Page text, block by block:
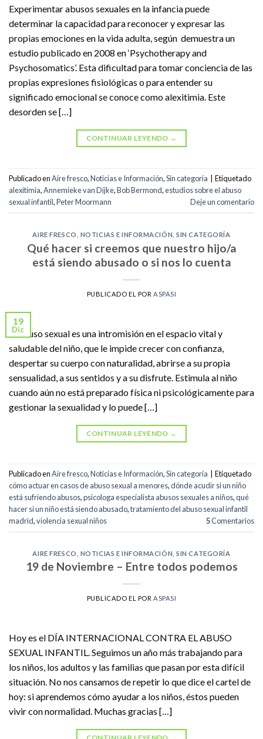
Experimentar abusos sexuales en la infancia puede
determinar la capacidad para reconocer y expresar las
propias emociones en la vida adulta, según demuestra un
estudio publicado en 2008 en ‘Psychotherapy and
Psychosomatics’. Esta dificultad para tomar conciencia de las
propias expresiones fisiológicas o para entender su
significado emocional se conoce como alexitimia. Este
desorden se […]
CONTINUAR LEYENDO →
Publicado enAire fresco,Noticias e Información,Sin categoría
Etiquetado
alexitimia,Annemieke van Dijke,Bob Bermond,estudios sobre el abuso
sexual infantil,Peter Moormann Deje un comentario
AIRE FRESCO NOTICIAS E INFORMACIÓN ,SIN CATEGORÍA
Qué hacer si creemos que nuestro hijo/a
está siendo abusado o si nos lo cuenta
PUBLICADO EL POR ASPASI
19
Dic
El abuso sexual es una intromisión en el espacio vital y
saludable del niño, que le impide crecer con confianza,
despertar su cuerpo con naturalidad, abrirse a su propia
sensualidad, a sus sentidos y a su disfrute. Estimula al niño
cuando aún no está preparado física ni psicológicamente para
gestionar la sexualidad y lo puede […]
CONTINUAR LEYENDO →
Publicado enAire fresco,Noticias e Información,Sin categoría
Etiquetado
cómo actuar en casos de abuso sexual a menores,dónde acudir si un niño
está sufriendo abusos,psicologa especialista abusos sexuales a niños,qué
hacer si un niño está siendo abusado,tratamiento del abuso sexual infantil
madrid,violencia sexual niños 5Comentarios
AIRE FRESCO NOTICIAS E INFORMACIÓN ,SIN CATEGORÍA
19 de Noviembre – Entre todos podemos
PUBLICADO EL PORASPASI
Hoy es el DÍA INTERNACIONAL CONTRA EL ABUSO
SEXUAL INFANTIL. Seguimos un año más trabajando para
los niños, los adultos y las familias que pasan por esta difícil
situación. No nos cansamos de repetir lo que dice el cartel de
hoy: si aprendemos cómo ayudar a los niños, éstos pueden
vivir con normalidad. Muchas gracias […]